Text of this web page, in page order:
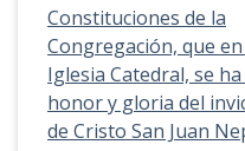
Constituciones de la
Congregación, que
Iglesia Catedral, se
honor y gloria del
de Cristo San Juan